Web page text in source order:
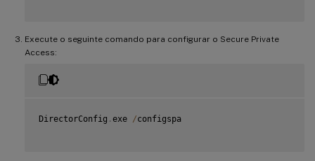
Execute o seguinte comando para configurar o Secure Private
Access:
DirectorConfig . exe /configspa